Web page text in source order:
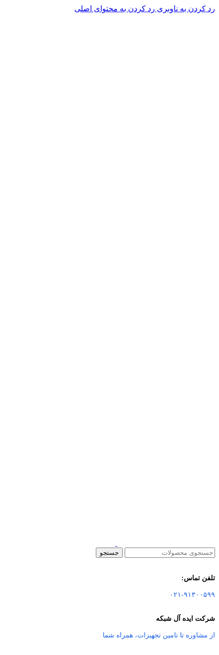
رد کردن به ناوبری رد کردن به محتوای اصلی
جستجو
تلفن تماس:
۰۲۱-۹۱۳۰۰۵۹۹
شرکت ایده آل شبکه
از مشاوره تا تامین تجهیزات، همراه شما